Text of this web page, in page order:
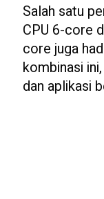
Salah satu
CPU 6-core
core juga
kombinasi
dan aplikasi